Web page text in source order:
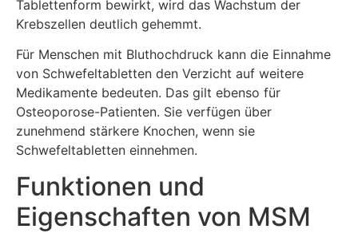
Tablettenform bewirkt, wird das Wachstum der
Krebszellen deutlich gehemmt.
Für Menschen mit Bluthochdruck kann die Einnahme
von Schwefeltabletten den Verzicht auf weitere
Medikamente bedeuten. Das gilt ebenso für
Osteoporose-Patienten. Sie verfügen über
zunehmend stärkere Knochen, wenn sie
Schwefeltabletten einnehmen.
Funktionen und
Eigenschaften von MSM